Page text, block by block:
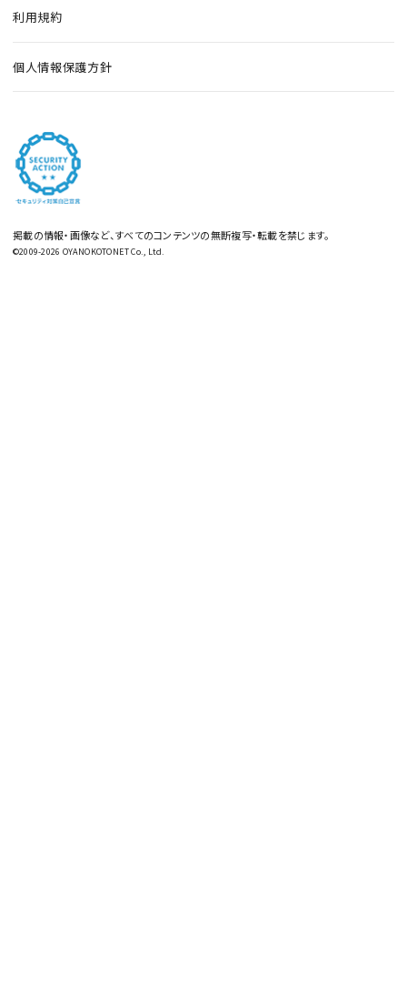
利用規約
個人情報保護方針
掲載の情報・画像など、すべてのコンテンツの無断複写・転載を禁じます。
©2009-2026 OYANOKOTONET Co., Ltd.